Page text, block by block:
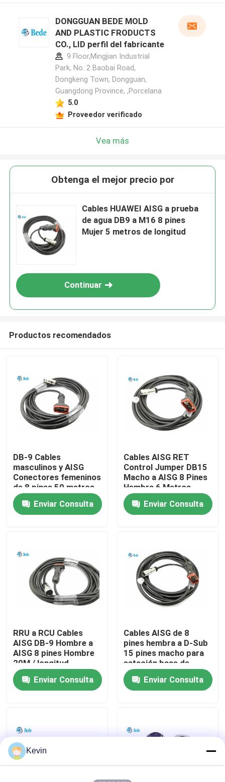
En casa
Sobre nosotros
recorrido por la fábrica
Contacta con nosotros
Noticias
Solicitar una cita
DONGGUAN BEDE MOLD
AND PLASTIC FRODUCTS
CO., LID perfil del fabricante
9 Floor,Mingjian Industrial
Park, No. 2 Baobai Road,
Dongkeng Town, Dongguan,
Guangdong Province, ,Porcelana
5.0
Proveedor verificado
Vea más
Obtenga el mejor precio por
Cables HUAWEI AISG a prueba
de agua DB9 a M16 8 pines
Mujer 5 metros de longitud
Continuar
Productos recomendados
DB-9 Cables
masculinos y AISG
Conectores femeninos
de 8 pines 50 metros
o longitud
personalizada
Enviar Consulta
Cables AISG RET
Control Jumper DB15
Macho a AISG 8 Pines
Hembra 6 Metros
Enviar Consulta
RRU a RCU Cables
AISG DB-9 Hombre a
AISG 8 pines Hombre
20M / longitud
personalizada
Enviar Consulta
Cables AISG de 8
pines hembra a D-Sub
15 pines macho para
estación base de
antena
Enviar Consulta
Kevin